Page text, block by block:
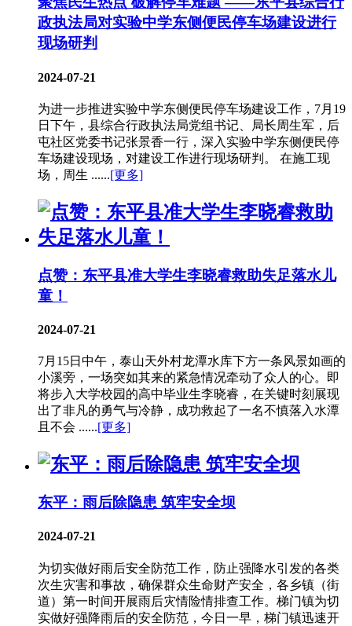
政执法局对实验中学东侧便民停车场建设进行
现场研判
2024-07-21
为进一步推进实验中学东侧便民停车场建设工作，7月19
日下午，县综合行政执法局党组书记、局长周生军，后
屯社区党委书记张景香一行，深入实验中学东侧便民停
车场建设现场，对建设工作进行现场研判。 在施工现
场，周生 ......[更多]
点赞：东平县准大学生李晓睿救助失足落水儿
童！
2024-07-21
7月15日中午，泰山天外村龙潭水库下方一条风景如画的
小溪旁，一场突如其来的紧急情况牵动了众人的心。即
将步入大学校园的高中毕业生李晓睿，在关键时刻展现
出了非凡的勇气与冷静，成功救起了一名不慎落入水潭
且不会 ......[更多]
东平：雨后除隐患 筑牢安全坝
2024-07-21
为切实做好雨后安全防范工作，防止强降水引发的各类
次生灾害和事故，确保群众生命财产安全，各乡镇（街
道）第一时间开展雨后灾情险情排查工作。梯门镇为切
实做好强降雨后的安全防范，今日一早，梯门镇迅速开